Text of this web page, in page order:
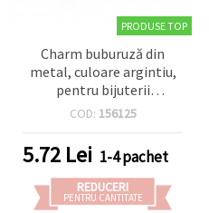
PRODUSE TOP
Charm buburuză din
metal, culoare argintiu,
pentru bijuterii
handmade, 18 x 12,5 x 2,5
de 5
COD: 156125
5.72 Lei 1-4 pachet
REDUCERI
PENTRU CANTITATE